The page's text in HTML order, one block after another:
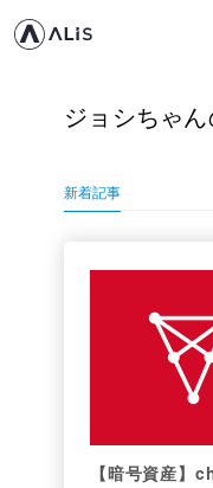
ジョシちゃ
新着記事
【暗号資産】